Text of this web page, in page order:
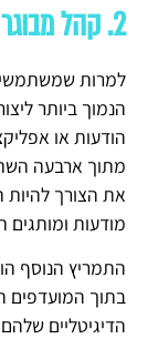
2. קהל מבוגר הוא נאמן יותר
הנמוך ביותר
הודעות או
מתוך ארבעה
את הצורך להיות
מודעות ומותגים
בתוך המועדפים
הדיגיטליים